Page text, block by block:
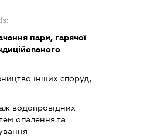
пари, гарячої
інших споруд,
водопровідних
опалення та